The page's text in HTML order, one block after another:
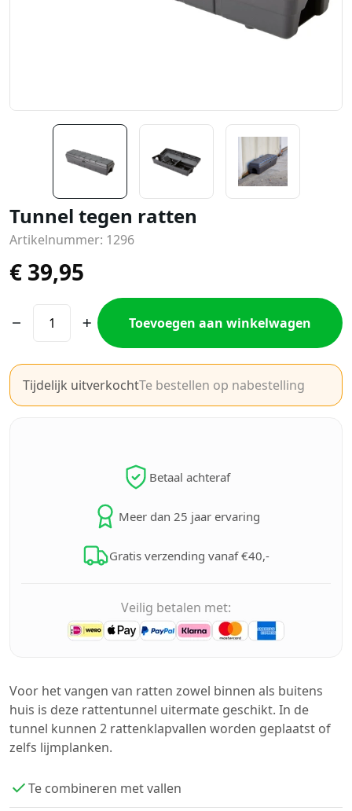
Tunnel tegen ratten
Artikelnummer: 1296
€ 39,95
Toevoegen aan winkelwagen
Tijdelijk uitverkochtTe bestellen op nabestelling
Betaal achteraf
Meer dan 25 jaar ervaring
Gratis verzending vanaf €40,-
Veilig betalen met:
Voor het vangen van ratten zowel binnen als buitens
huis is deze rattentunnel uitermate geschikt. In de
tunnel kunnen 2 rattenklapvallen worden geplaatst of
zelfs lijmplanken.
Te combineren met vallen